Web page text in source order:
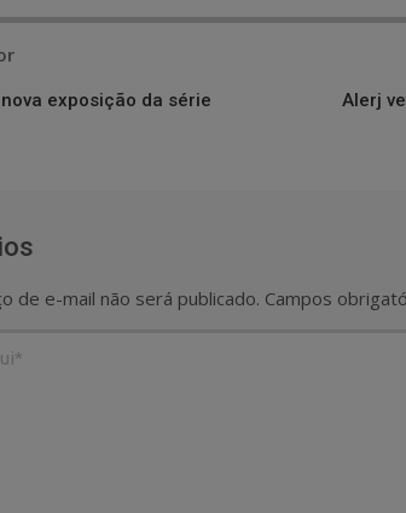
exposição da série
Alerj
de e-mail não será publicado. Campos